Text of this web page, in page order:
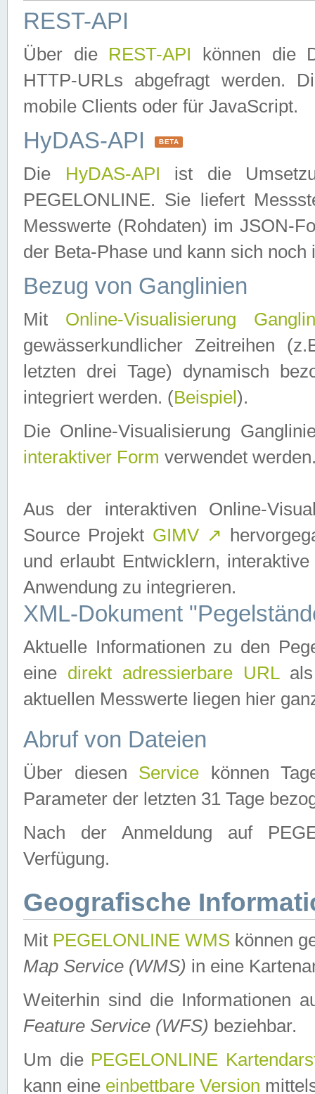
REST-API
Über die REST-API können die
HTTP-URLs abgefragt werden.
mobile Clients oder für JavaScript.
HyDAS-API BETA
Die HyDAS-API ist die
PEGELONLINE. Sie liefert
Messwerte (Rohdaten) im JSON-
der Beta-Phase und kann sich noch
Bezug von Ganglinien
Mit Online-Visualisierung
gewässerkundlicher Zeitreihen
letzten drei Tage) dynamisch
integriert werden. (Beispiel ).
Die Online-Visualisierung
interaktiver Form verwendet
Aus der interaktiven Online-
Source Projekt GIMV ↗
und erlaubt Entwicklern,
Anwendung zu integrieren.
XML-Dokument
Aktuelle Informationen zu den
eine direkt adressierbare URLals
aktuellen Messwerte liegen hier
Abruf von Dateien
Über diesen Service können
Parameter der letzten 31 Tage
Nach der Anmeldung auf
Verfügung.
Geografische
Mit PEGELONLINE WMS können
Map Service (WMS) in eine
Weiterhin sind die Informationen
Feature Service (WFS) beziehbar.
Um die PEGELONLINE
kann eine einbettbare Version